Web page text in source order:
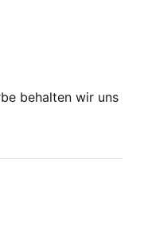
behalten wir uns